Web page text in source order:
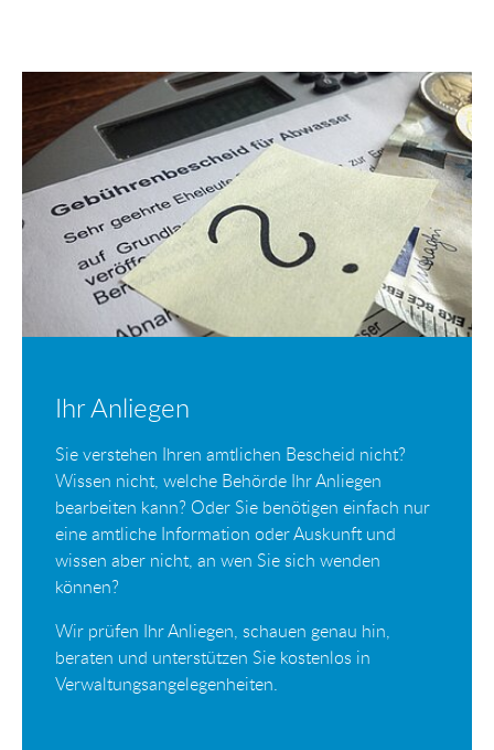
Ihr Anliegen
Sie verstehen Ihren amtlichen Bescheid nicht?
Wissen nicht, welche Behörde Ihr Anliegen
bearbeiten kann? Oder Sie benötigen einfach nur
eine amtliche Information oder Auskunft und
wissen aber nicht, an wen Sie sich wenden
können?
Wir prüfen Ihr Anliegen, schauen genau hin,
beraten und unterstützen Sie kostenlos in
Verwaltungsangelegenheiten.